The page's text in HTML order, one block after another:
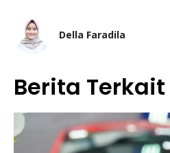
Della Faradila
Berita Terkait